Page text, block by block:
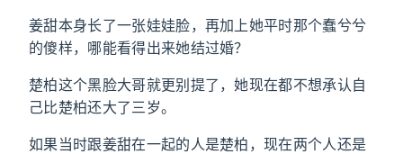
姜甜本身长了一张娃娃脸，再加上她平时那个蠢兮兮
的傻样，哪能看得出来她结过婚？
楚柏这个黑脸大哥就更别提了，她现在都不想承认自
己比楚柏还大了三岁。
如果当时跟姜甜在一起的人是楚柏，现在两个人还是